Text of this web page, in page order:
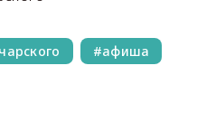
афиша